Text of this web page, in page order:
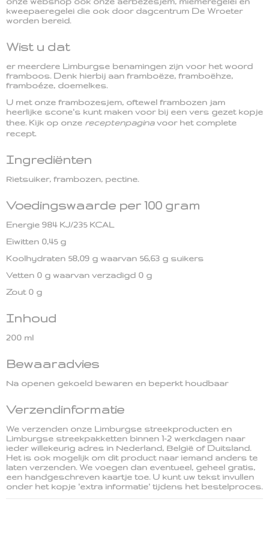
kweepaeregelei die ook door dagcentrum De Wroeter
worden bereid.
Wist u dat
er meerdere Limburgse benamingen zijn voor het woord
framboos. Denk hierbij aan framboëze, framboëhze,
framboéze, doemelkes.
U met onze frambozesjem, oftewel frambozen jam
heerlijke scone's kunt maken voor bij een vers gezet kopje
thee. Kijk op onze receptenpaginavoor het complete
recept.
Ingrediënten
Rietsuiker, frambozen, pectine.
Voedingswaarde per 100 gram
Energie 984 KJ/235 KCAL
Eiwitten 0,45 g
Koolhydraten 58,09 g waarvan 56,63 g suikers
Vetten 0 g waarvan verzadigd 0 g
Zout 0 g
Inhoud
200 ml
Bewaaradvies
Na openen gekoeld bewaren en beperkt houdbaar
Verzendinformatie
We verzenden onze Limburgse streekproducten en
Limburgse streekpakketten binnen 1-2 werkdagen naar
ieder willekeurig adres in Nederland, België of Duitsland.
Het is ook mogelijk om dit product naar iemand anders te
laten verzenden. We voegen dan eventueel, geheel gratis,
een handgeschreven kaartje toe. U kunt uw tekst invullen
onder het kopje 'extra informatie' tijdens het bestelproces.